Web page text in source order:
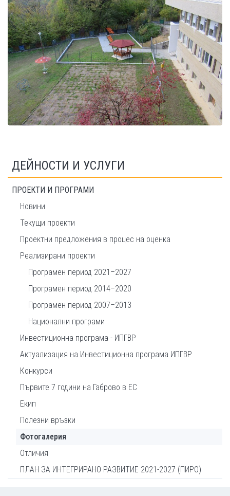
ДЕЙНОСТИ И УСЛУГИ
ПРОЕКТИ И ПРОГРАМИ
Новини
Текущи проекти
Проектни предложения в процес на оценка
Реализирани проекти
Програмен период 2021–2027
Програмен период 2014–2020
Програмен период 2007–2013
Национални програми
Инвестиционна програма - ИПГВР
Актуализация на Инвестиционна програма ИПГВР
Конкурси
Първите 7 години на Габрово в ЕС
Екип
Полезни връзки
Фотогалерия
Отличия
ПЛАН ЗА ИНТЕГРИРАНО РАЗВИТИЕ 2021-2027 (ПИРО)